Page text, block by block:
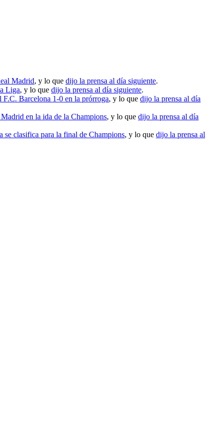
Madrid, y lo que dijo la prensa al día siguiente.
Liga, y lo que dijo la prensa al día siguiente.
Barcelona 1-0 en la prórroga, y lo que dijo la prensa al día
en la ida de la Champions, y lo que dijo la prensa al día
se clasifica para la final de Champions, y lo que dijo la prensa al